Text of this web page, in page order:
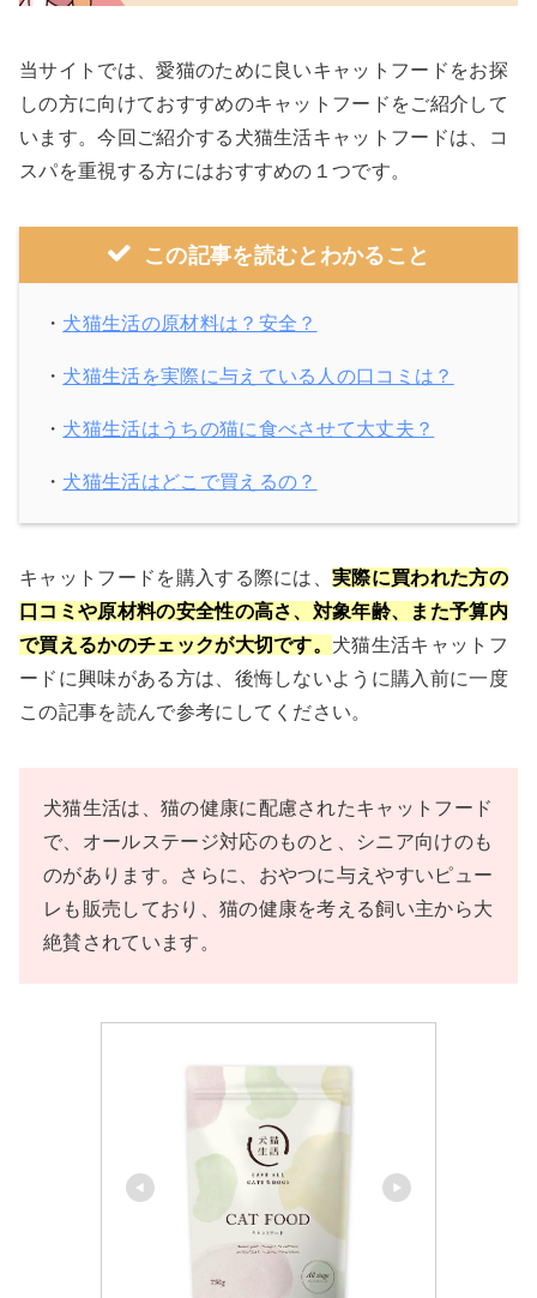
当サイトでは、愛猫のために良いキャットフードをお探
しの方に向けておすすめのキャットフードをご紹介して
います。今回ご紹介する犬猫生活キャットフードは、コ
スパを重視する方にはおすすめの１つです。
この記事を読むとわかること
・ 犬猫生活の原材料は？安全？
・ 犬猫生活を実際に与えている人の口コミは？
・ 犬猫生活はうちの猫に食べさせて大丈夫？
・ 犬猫生活はどこで買えるの？
キャットフードを購入する際には、実際に買われた方の
口コミや原材料の安全性の高さ、対象年齢、また予算内
で買えるかのチェックが大切です。 犬猫生活キャットフ
ードに興味がある方は、後悔しないように購入前に一度
この記事を読んで参考にしてください。
犬猫生活は、猫の健康に配慮されたキャットフード
で、オールステージ対応のものと、シニア向けのも
のがあります。さらに、おやつに与えやすいピュー
レも販売しており、猫の健康を考える飼い主から大
絶賛されています。